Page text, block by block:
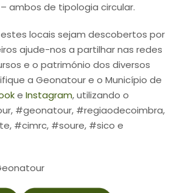
ambos de tipologia circular.
locais sejam descobertos por
ajude-nos a partilhar nas redes
e o património dos diversos
a Geonatour e o Município de
e Instagram, utilizando o
#geonatour, #regiaodecoimbra,
#cimrc, #soure, #sico e